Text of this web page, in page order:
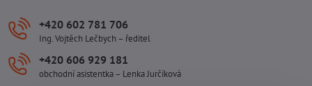
+420 602 781 706
Ing. Vojtěch Lečbych – ředitel
+420 606 929 181
obchodní asistentka – Lenka Jurčíková